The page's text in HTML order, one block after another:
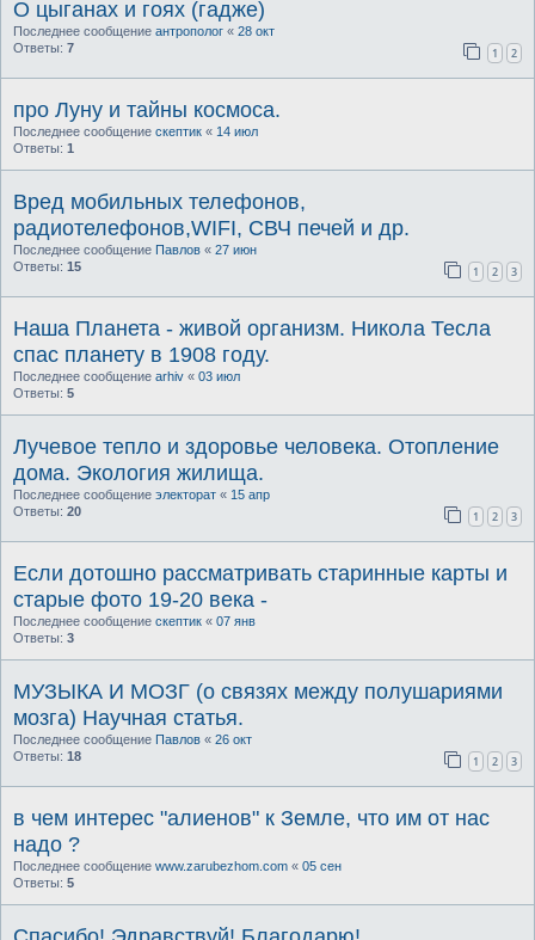
О цыганах и гоях (гадже)
Последнее сообщение антрополог « 28 окт
Ответы: 7 1 2
про Луну и тайны космоса.
Последнее сообщение скептик « 14 июл
Ответы: 1
Вред мобильных телефонов,
радиотелефонов,WIFI, СВЧ печей и др.
Последнее сообщение Павлов « 27 июн
Ответы: 15 1 2 3
Наша Планета - живой организм. Никола Тесла
спас планету в 1908 году.
Последнее сообщение arhiv « 03 июл
Ответы: 5
Лучевое тепло и здоровье человека. Отопление
дома. Экология жилища.
Последнее сообщение электорат « 15 апр
Ответы: 20 1 2 3
Если дотошно рассматривать старинные карты и
старые фото 19-20 века -
Последнее сообщение скептик « 07 янв
Ответы: 3
МУЗЫКА И МОЗГ (о связях между полушариями
мозга) Научная статья.
Последнее сообщение Павлов « 26 окт
Ответы: 18 1 2 3
в чем интерес "алиенов" к Земле, что им от нас
надо ?
Последнее сообщение www.zarubezhom.com « 05 сен
Ответы: 5